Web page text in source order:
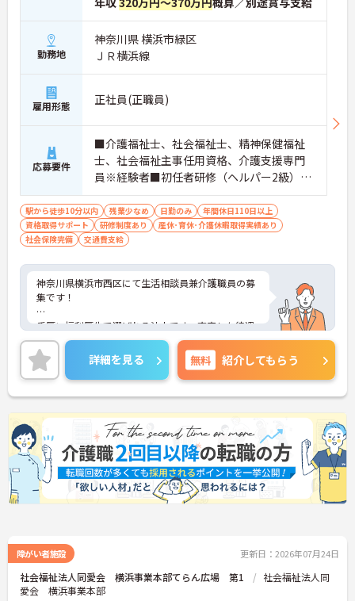
勤務地
神奈川県 横浜市緑区
ＪＲ横浜線
雇用形態 正社員(正職員)
応募要件
■介護福祉士、社会福祉士、精神保健福祉
士、社会福祉主事任用資格、介護支援専門
員※経験者■初任者研修（ヘルパー2級）お
よび実務者研修（ヘルパー1級）※介護保険
施設または通所系サービス事業所において
常勤で2年以上（勤務日数360日以上）
駅から徒歩10分以内 残業少なめ 日勤のみ
年間休日110日以上
資格取得サポート
研修制度あり
産休･育休･介護休暇取得実績あり
社会保険完備
交通費支給
神奈川県横浜市西区にて生活相談員兼介護職員の募
集です！
手厚い福利厚生で選ばれる法人です。充実した待遇
や働きやすさを考えた環境があり、定着率も高く、
勤続年数10年以上の社員が多数活躍しています。リ
フレッシュ休暇や1時間単位の有給も職員がお互い
に協力しあってこの制度を活用しています。働きや
すい環境を皆で作ろうという文化がございます。
年間休日120日なのでお休みも多めに加え、残業少
なめなので、プライベートの時間もしっかり確保で
きます◎ご興味ある方には、面接対策ポイントな
ど、さらに詳細をお話しいたしますのでお気軽にご
相談ください！
詳細を見る 無料 紹介してもらう
障がい者施設 更新日：2026年07月24日
社会福祉法人同愛会 横浜事業本部てらん広場 第1
社会福祉法人同
愛会 横浜事業本部